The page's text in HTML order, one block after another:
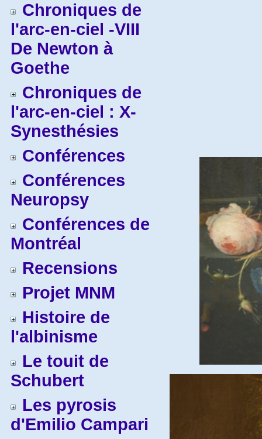
Chroniques de
l'arc-en-ciel -VIII
De Newton à
Goethe
Chroniques de
l'arc-en-ciel : X-
Synesthésies
Conférences
Conférences
Neuropsy
Conférences de
Montréal
Recensions
Projet MNM
Histoire de
l'albinisme
Le touit de
Schubert
Les pyrosis
d'Emilio Campari